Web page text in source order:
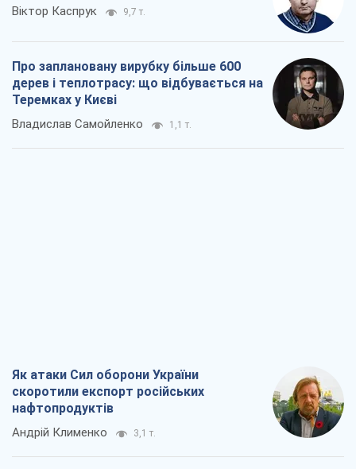
Віктор Каспрук 9,7 т.
Про заплановану вирубку більше 600
дерев і теплотрасу: що відбувається на
Теремках у Києві
Владислав Самойленко 1,1 т.
Як атаки Сил оборони України
скоротили експорт російських
нафтопродуктів
Андрій Клименко 3,1 т.